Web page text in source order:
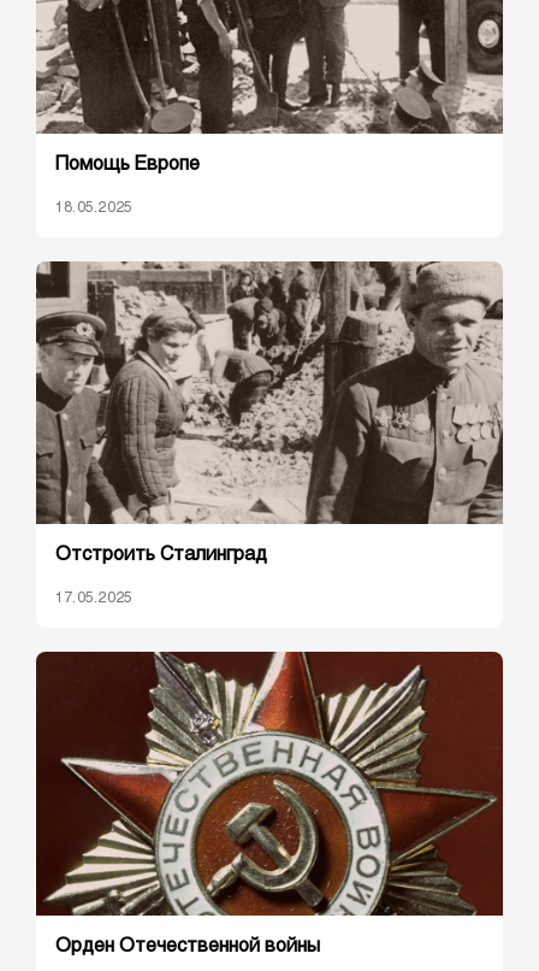
Помощь Европе
18.05.2025
Отстроить Сталинград
17.05.2025
Орден Отечественной войны